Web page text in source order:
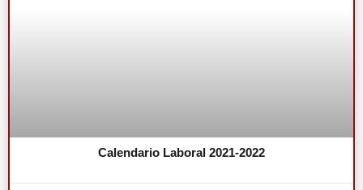
Calendario Laboral 2021-2022